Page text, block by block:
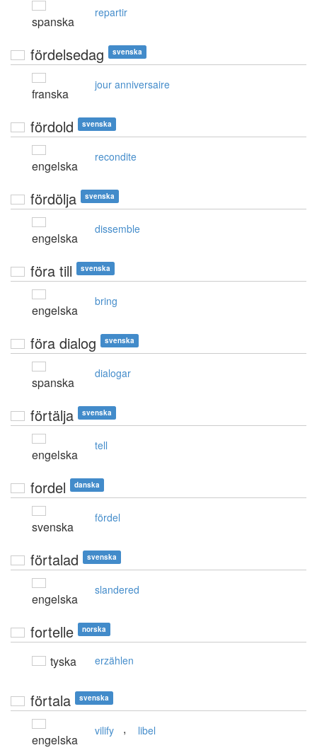
spanska
repartir
fördelsedag svenska
franska
jour anniversaire
fördold svenska
engelska
recondite
fördölja svenska
engelska
dissemble
föra till svenska
engelska
bring
föra dialog svenska
spanska
dialogar
förtälja svenska
engelska
tell
fordel danska
svenska
fördel
förtalad svenska
engelska
slandered
fortelle norska
tyska erzählen
förtala svenska
engelska
vilify , libel